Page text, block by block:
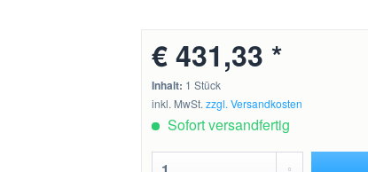
€ 431,33 *
Inhalt: 1 Stück
inkl. MwSt.zzgl. Versandkosten
Sofort versandfertig